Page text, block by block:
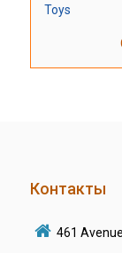
Toys
Контакты
461